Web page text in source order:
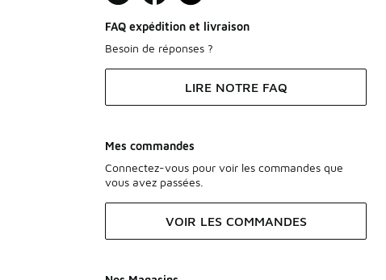
FAQ expédition et livraison
Besoin de réponses ?
LIRE NOTRE FAQ
Mes commandes
Connectez-vous pour voir les commandes que
vous avez passées.
VOIR LES COMMANDES